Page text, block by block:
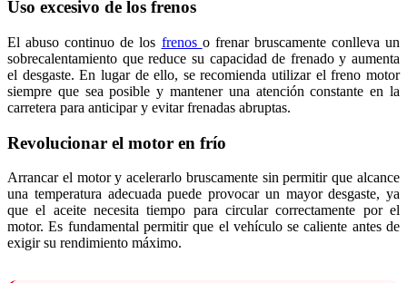
Uso excesivo de los frenos
El abuso continuo de los frenos o frenar bruscamente conlleva un
sobrecalentamiento que reduce su capacidad de frenado y aumenta
el desgaste. En lugar de ello, se recomienda utilizar el freno motor
siempre que sea posible y mantener una atención constante en la
carretera para anticipar y evitar frenadas abruptas.
Revolucionar el motor en frío
Arrancar el motor y acelerarlo bruscamente sin permitir que alcance
una temperatura adecuada puede provocar un mayor desgaste, ya
que el aceite necesita tiempo para circular correctamente por el
motor. Es fundamental permitir que el vehículo se caliente antes de
exigir su rendimiento máximo.